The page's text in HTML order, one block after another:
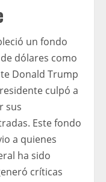
un fondo
dólares como
Donald Trump
culpó a
sus
Este fondo
a quienes
ha sido
críticas